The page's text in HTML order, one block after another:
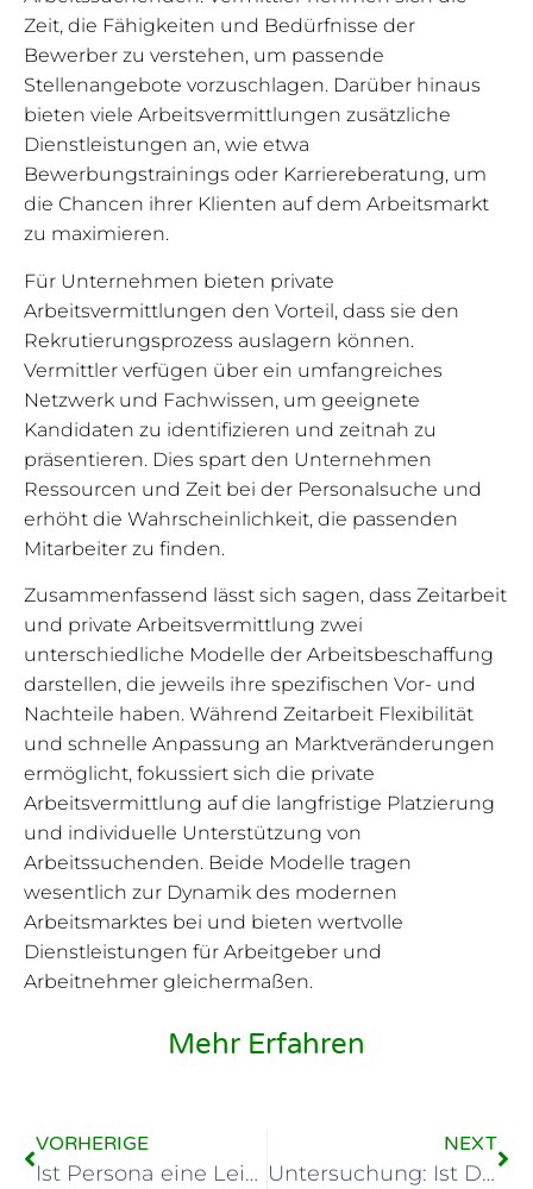
Zeit, die Fähigkeiten und Bedürfnisse der
Bewerber zu verstehen, um passende
Stellenangebote vorzuschlagen. Darüber hinaus
bieten viele Arbeitsvermittlungen zusätzliche
Dienstleistungen an, wie etwa
Bewerbungstrainings oder Karriereberatung, um
die Chancen ihrer Klienten auf dem Arbeitsmarkt
zu maximieren.
Für Unternehmen bieten private
Arbeitsvermittlungen den Vorteil, dass sie den
Rekrutierungsprozess auslagern können.
Vermittler verfügen über ein umfangreiches
Netzwerk und Fachwissen, um geeignete
Kandidaten zu identifizieren und zeitnah zu
präsentieren. Dies spart den Unternehmen
Ressourcen und Zeit bei der Personalsuche und
erhöht die Wahrscheinlichkeit, die passenden
Mitarbeiter zu finden.
Zusammenfassend lässt sich sagen, dass Zeitarbeit
und private Arbeitsvermittlung zwei
unterschiedliche Modelle der Arbeitsbeschaffung
darstellen, die jeweils ihre spezifischen Vor- und
Nachteile haben. Während Zeitarbeit Flexibilität
und schnelle Anpassung an Marktveränderungen
ermöglicht, fokussiert sich die private
Arbeitsvermittlung auf die langfristige Platzierung
und individuelle Unterstützung von
Arbeitssuchenden. Beide Modelle tragen
wesentlich zur Dynamik des modernen
Arbeitsmarktes bei und bieten wertvolle
Dienstleistungen für Arbeitgeber und
Arbeitnehmer gleichermaßen.
Mehr Erfahren
VORHERIGE
Ist Persona eine Leiharbeitsfirma? Eine Untersuchung
NEXT
Untersuchung: Ist Dekra Arbeit eine Zeitarbeitsfirma?